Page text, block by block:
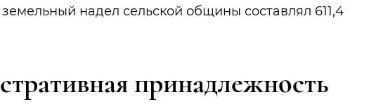
надел сельской общины составлял 611,4
принадлежность